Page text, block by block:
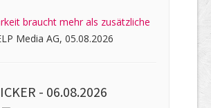
braucht mehr als zusätzliche
Media AG, 05.08.2026
- 06.08.2026